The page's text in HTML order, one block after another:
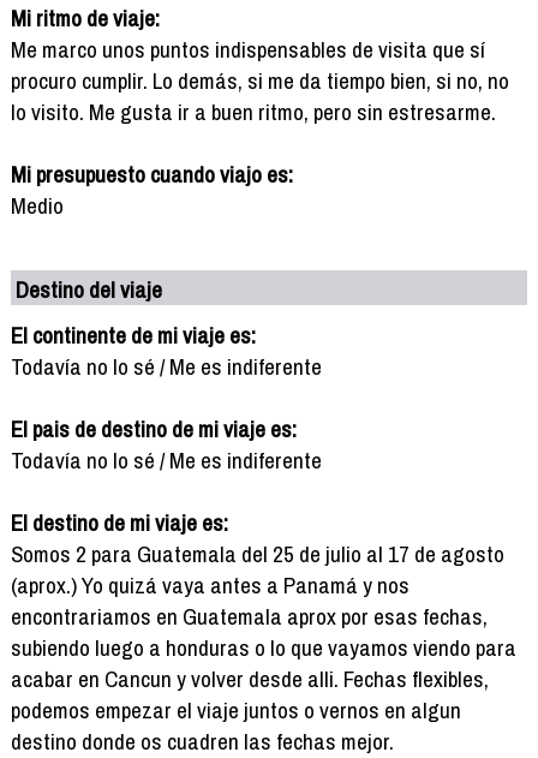
Mi ritmo de viaje:
Me marco unos puntos indispensables de visita que sí
procuro cumplir. Lo demás, si me da tiempo bien, si no, no
lo visito. Me gusta ir a buen ritmo, pero sin estresarme.
Mi presupuesto cuando viajo es:
Medio
Destino del viaje
El continente de mi viaje es:
Todavía no lo sé / Me es indiferente
El pais de destino de mi viaje es:
Todavía no lo sé / Me es indiferente
El destino de mi viaje es:
Somos 2 para Guatemala del 25 de julio al 17 de agosto
(aprox.) Yo quizá vaya antes a Panamá y nos
encontrariamos en Guatemala aprox por esas fechas,
subiendo luego a honduras o lo que vayamos viendo para
acabar en Cancun y volver desde alli. Fechas flexibles,
podemos empezar el viaje juntos o vernos en algun
destino donde os cuadren las fechas mejor.